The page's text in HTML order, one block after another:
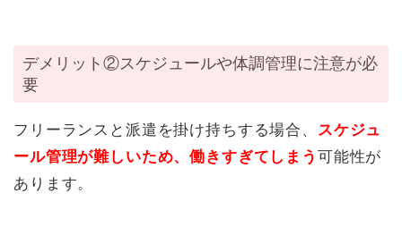
デメリット②スケジュールや体調管理に注意が必
要
フリーランスと派遣を掛け持ちする場合、 スケジュ
ール管理が難しいため、働きすぎてしまう 可能性が
あります。